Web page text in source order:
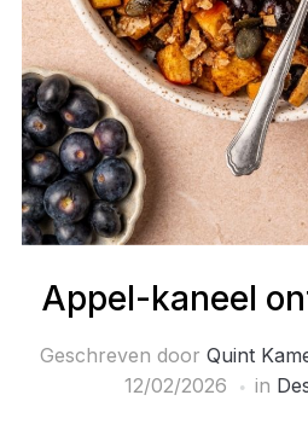
Appel-kaneel
Geschreven door Quint
12/02/2026
in